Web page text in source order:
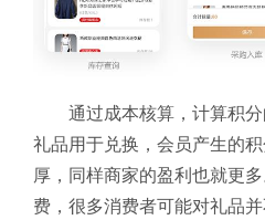
通过成本核算，计算积
礼品用于兑换，会员产生的
厚，同样商家的盈利也就更
费，很多消费者可能对礼品